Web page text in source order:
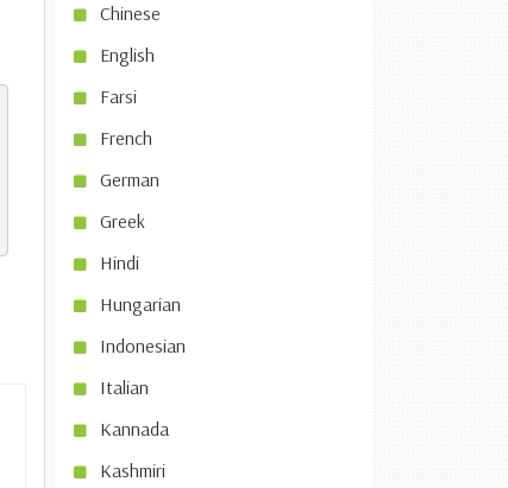
Chinese
English
Farsi
French
German
Greek
Hindi
Hungarian
Indonesian
Italian
Kannada
Kashmiri